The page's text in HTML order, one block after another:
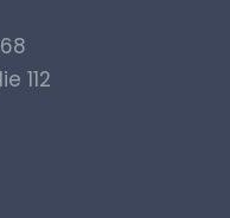
112